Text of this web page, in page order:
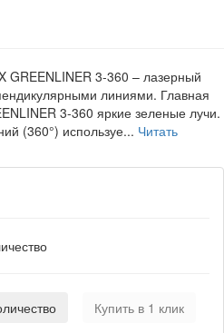
GREENLINER 3-360 – лазерный
линиями. Главная
3-360 яркие зеленые лучи.
(360°) используе... Читать
Купить в 1 клик